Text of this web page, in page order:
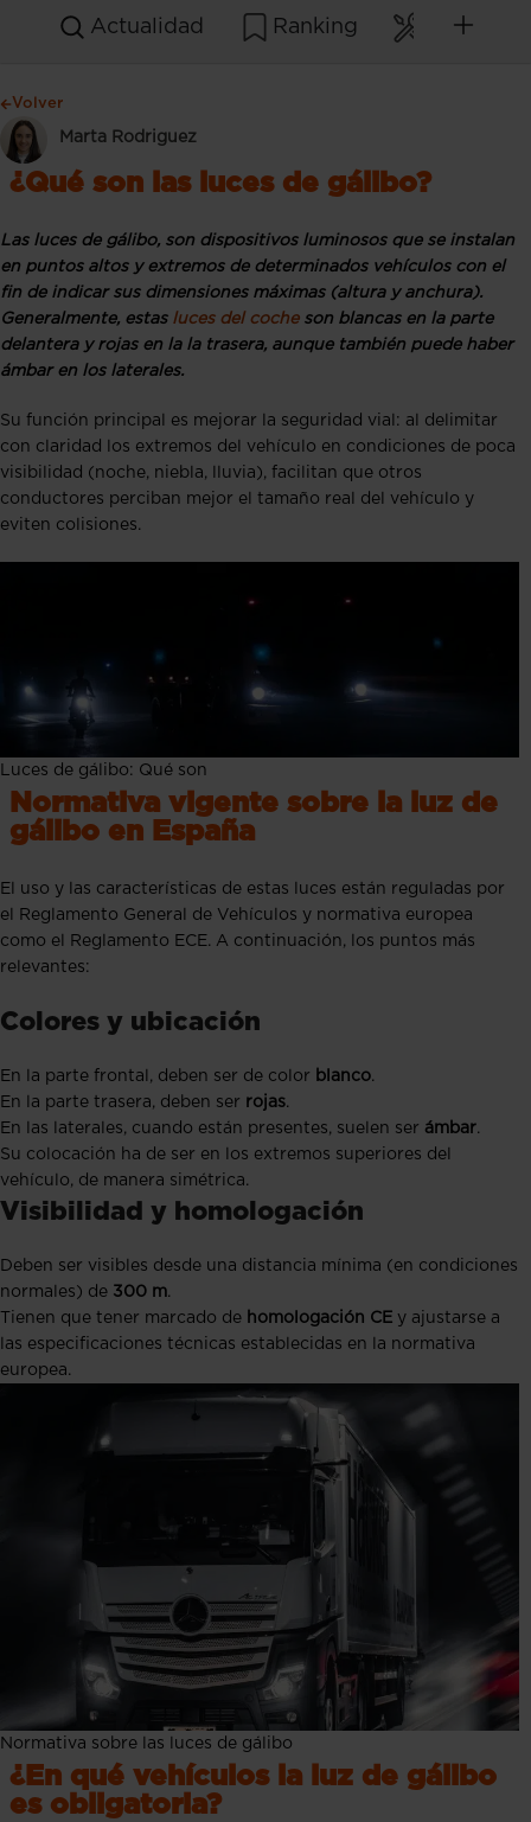
Actualidad Ranking
Volver
Marta Rodriguez
¿Qué son las luces de gálibo?
Las luces de gálibo, son dispositivos luminosos que se instalan
en puntos altos y extremos de determinados vehículos con el
fin de indicar sus dimensiones máximas (altura y anchura).
Generalmente, estas luces del cocheson blancas en la parte
delantera y rojas en la la trasera, aunque también puede haber
ámbar en los laterales.
Su función principal es mejorar la seguridad vial: al delimitar
con claridad los extremos del vehículo en condiciones de poca
visibilidad (noche, niebla, lluvia), facilitan que otros
conductores perciban mejor el tamaño real del vehículo y
eviten colisiones.
Luces de gálibo: Qué son
Normativa vigente sobre la luz de
gálibo en España
El uso y las características de estas luces están reguladas por
el Reglamento General de Vehículos y normativa europea
como el Reglamento ECE. A continuación, los puntos más
relevantes:
Colores y ubicación
En la parte frontal, deben ser de color blanco.
En la parte trasera, deben ser rojas.
En las laterales, cuando están presentes, suelen ser ámbar.
Su colocación ha de ser en los extremos superiores del
vehículo, de manera simétrica.
Visibilidad y homologación
Deben ser visibles desde una distancia mínima (en condiciones
normales) de 300 m.
Tienen que tener marcado de homologación CE y ajustarse a
las especificaciones técnicas establecidas en la normativa
europea.
Normativa sobre las luces de gálibo
¿En qué vehículos la luz de gálibo
es obligatoria?